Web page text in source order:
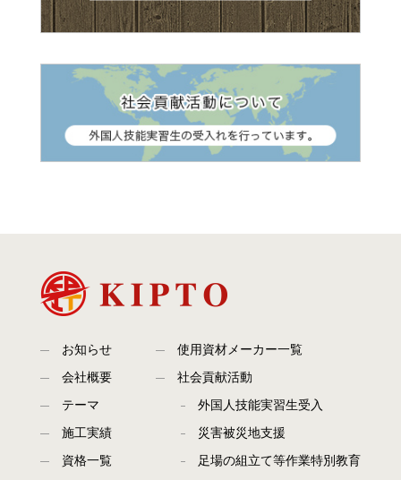
お知らせ
会社概要
テーマ
施工実績
資格一覧
使用資材メーカー一覧
社会貢献活動
外国人技能実習生受入
災害被災地支援
足場の組立て等作業特別教育